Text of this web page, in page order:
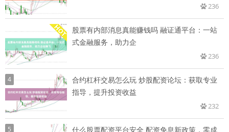
236
股票有内部消息真能赚钱吗 融证通平台：一站
式金融服务，助力企
236
4
合约杠杆交易怎么玩 炒股配资论坛：获取专业
指导，提升投资收益
232
5
什么股票配资平台安全 配资免息新政策，零成